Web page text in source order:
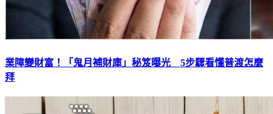
業障變財富！「鬼月補財庫」秘笈曝光 5步驟看懂普渡怎麼
拜